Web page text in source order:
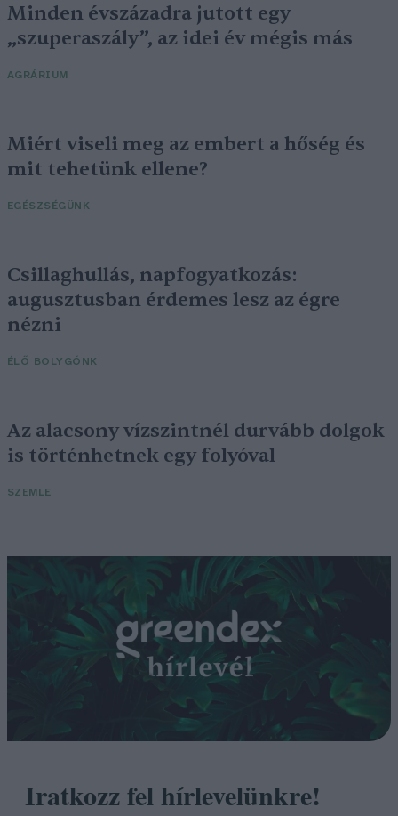
Minden évszázadra jutott egy
„szuperaszály”, az idei év mégis más
AGRÁRIUM
Miért viseli meg az embert a hőség és
mit tehetünk ellene?
EGÉSZSÉGÜNK
Csillaghullás, napfogyatkozás:
augusztusban érdemes lesz az égre
nézni
ÉLŐ BOLYGÓNK
Az alacsony vízszintnél durvább dolgok
is történhetnek egy folyóval
SZEMLE
Iratkozz fel hírlevelünkre!